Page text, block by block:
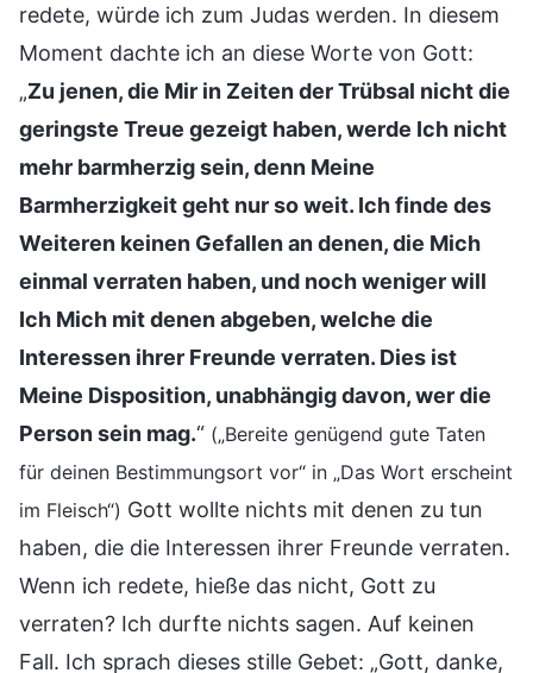
redete, würde ich zum Judas werden. In diesem
Moment dachte ich an diese Worte von Gott:
„Zu jenen, die Mir in Zeiten der Trübsal nicht die
geringste Treue gezeigt haben, werde Ich nicht
mehr barmherzig sein, denn Meine
Barmherzigkeit geht nur so weit. Ich finde des
Weiteren keinen Gefallen an denen, die Mich
einmal verraten haben, und noch weniger will
Ich Mich mit denen abgeben, welche die
Interessen ihrer Freunde verraten. Dies ist
Meine Disposition, unabhängig davon, wer die
Person sein mag.“ („Bereite genügend gute Taten
für deinen Bestimmungsort vor“ in „Das Wort erscheint
im Fleisch“) Gott wollte nichts mit denen zu tun
haben, die die Interessen ihrer Freunde verraten.
Wenn ich redete, hieße das nicht, Gott zu
verraten? Ich durfte nichts sagen. Auf keinen
Fall. Ich sprach dieses stille Gebet: „Gott, danke,